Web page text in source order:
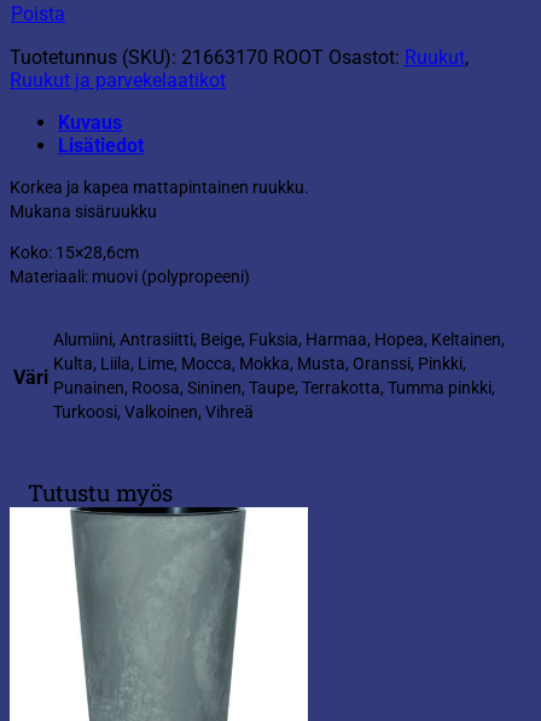
Poista
Tuotetunnus (SKU): 21663170 ROOT Osastot: Ruukut,
Ruukut ja parvekelaatikot
Kuvaus
Lisätiedot
Korkea ja kapea mattapintainen ruukku.
Mukana sisäruukku
Koko: 15×28,6cm
Materiaali: muovi (polypropeeni)
Väri
Alumiini, Antrasiitti, Beige, Fuksia, Harmaa, Hopea, Keltainen,
Kulta, Liila, Lime, Mocca, Mokka, Musta, Oranssi, Pinkki,
Punainen, Roosa, Sininen, Taupe, Terrakotta, Tumma pinkki,
Turkoosi, Valkoinen, Vihreä
Tutustu myös